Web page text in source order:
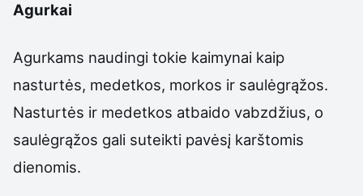
Agurkai
Agurkams naudingi tokie kaimynai kaip
nasturtės, medetkos, morkos ir saulėgrąžos.
Nasturtės ir medetkos atbaido vabzdžius, o
saulėgrąžos gali suteikti pavėsį karštomis
dienomis.